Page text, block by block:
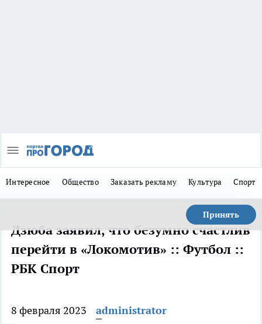
Интересное Общество Заказать рекламу Культура Спорт
Принять
Дзюба заявил, что безумно счастлив
перейти в «Локомотив» :: Футбол ::
РБК Спорт
8 февраля 2023
administrator